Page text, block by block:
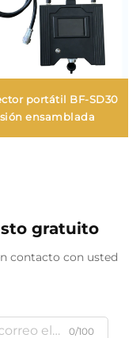
portátil BF-SD30
ensamblada
gratuito
contacto con usted
0/100